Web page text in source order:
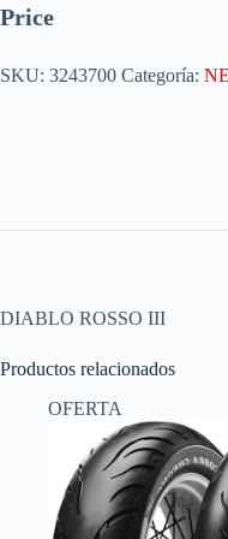
Price
SKU: 3243700 Categoría:
DIABLO ROSSO III
Productos relacionados
OFERTA